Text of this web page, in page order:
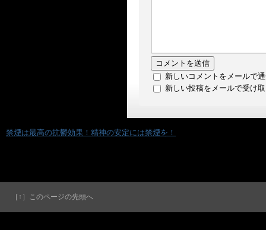
新しいコメントをメールで
新しい投稿をメールで受け
禁煙は最高の抗鬱効果！精神の安定には禁煙を！
［↑］このページの先頭へ